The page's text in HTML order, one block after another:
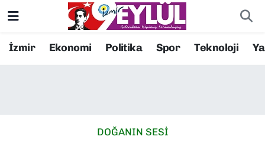
İzmir Ekonomi Politika Spor Teknoloji
DOĞANIN SESİ
Resmi İlanlar
Konak Nöbetçi Eczaneler
Süper Lig Puan Durumu ve Fikstür